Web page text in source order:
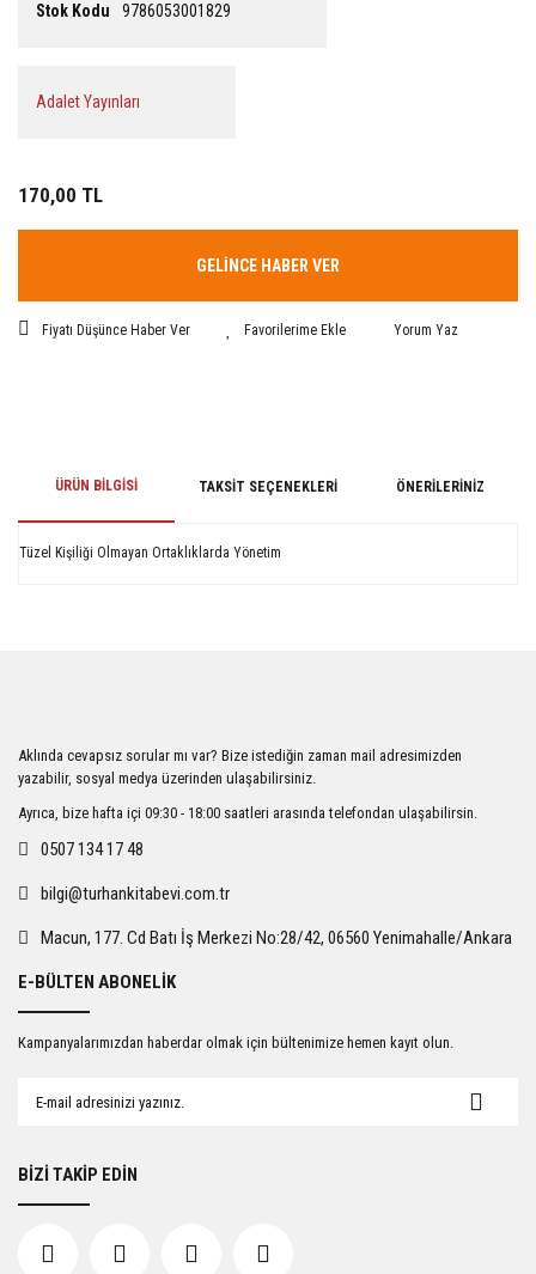
Stok Kodu 9786053001829
Adalet Yayınları
170,00 TL
GELİNCE HABER VER
Fiyatı Düşünce Haber Ver Yorum Yaz
ÜRÜN BILGISI TAKSIT SEÇENEKLERI ÖNERILERINIZ
Tüzel Kişiliği Olmayan Ortaklıklarda Yönetim
Ürün açıklamasında eksik bilgiler bulunuyor.
Ürün bilgilerinde hatalar bulunuyor.
Ürün fiyatı diğer sitelerden daha pahalı.
Gönder
Aklında cevapsız sorular mı var? Bize istediğin zaman mail adresimizden
yazabilir, sosyal medya üzerinden ulaşabilirsiniz.
Ayrıca, bize hafta içi 09:30 - 18:00 saatleri arasında telefondan ulaşabilirsin.
0507 134 17 48
bilgi@turhankitabevi.com.tr
Macun, 177. Cd Batı İş Merkezi No:28/42, 06560 Yenimahalle/Ankara
E-BÜLTEN ABONELİK
Kampanyalarımızdan haberdar olmak için bültenimize hemen kayıt olun.
BİZİ TAKİP EDİN